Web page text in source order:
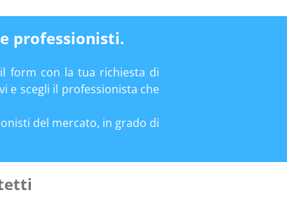
professionisti.
form con la tua richiesta di
e scegli il professionista che
del mercato, in grado di